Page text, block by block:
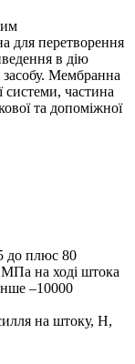
для перетворення
в дію
засобу. Мембранна
системи, частина
та допоміжної
до плюс 80
МПа на ході штока
–10000
на штоку, Н,